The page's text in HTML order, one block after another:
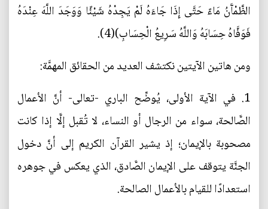
الظَّمْآَنُ مَاءً حَتَّى إِذَا جَاءَهُ لَمْ يَجِدْهُ شَيْئًا وَوَجَدَ اللَّهَ عِنْدَهُ
فَوَفَّاهُ حِسَابَهُ وَاللَّهُ سَرِيعُ الْحِسَابِ)(4).‏
ومن هاتين الآيتين نكتشف العديد من الحقائق المهمَّة:
1. في الآية الأولى، يُوضِّح الباري -تعالى- أنَّ الأعمال
الصَّالحة، سواء من الرجال أو النساء، لا تُقبل إلَّا إذا كانت
مصحوبة بالإيمان؛ إذ يشير القرآن الكريم إلى أنَّ دخول
الجنَّة يتوقف على الإيمان الصَّادق، الذي يعكس في جوهره
استعدادًا للقيام بالأعمال الصالحة.